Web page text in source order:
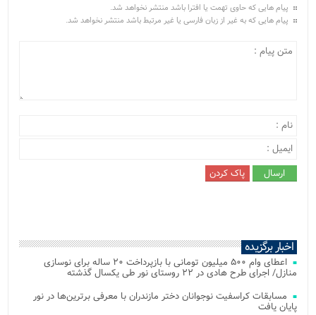
پیام هایی که حاوی تهمت یا افترا باشد منتشر نخواهد شد.
پیام هایی که به غیر از زبان فارسی یا غیر مرتبط باشد منتشر نخواهد شد.
اخبار برگزیده
اعطای وام ۵۰۰ میلیون تومانی با بازپرداخت ۲۰ ساله برای نوسازی
منازل/ اجرای طرح هادی در ۲۲ روستای نور طی یکسال گذشته
مسابقات کراسفیت نوجوانان دختر مازندران با معرفی برترین‌ها در نور
پایان یافت